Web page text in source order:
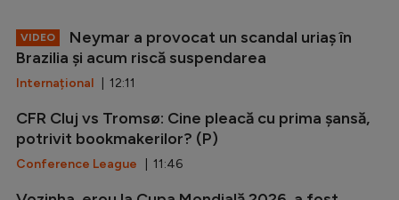
VIDEO
Neymar a provocat un scandal uriaș în
Brazilia și acum riscă suspendarea
Internațional | 12:11
CFR Cluj vs Tromsø: Cine pleacă cu prima șansă,
potrivit bookmakerilor? (P)
Conference League | 11:46